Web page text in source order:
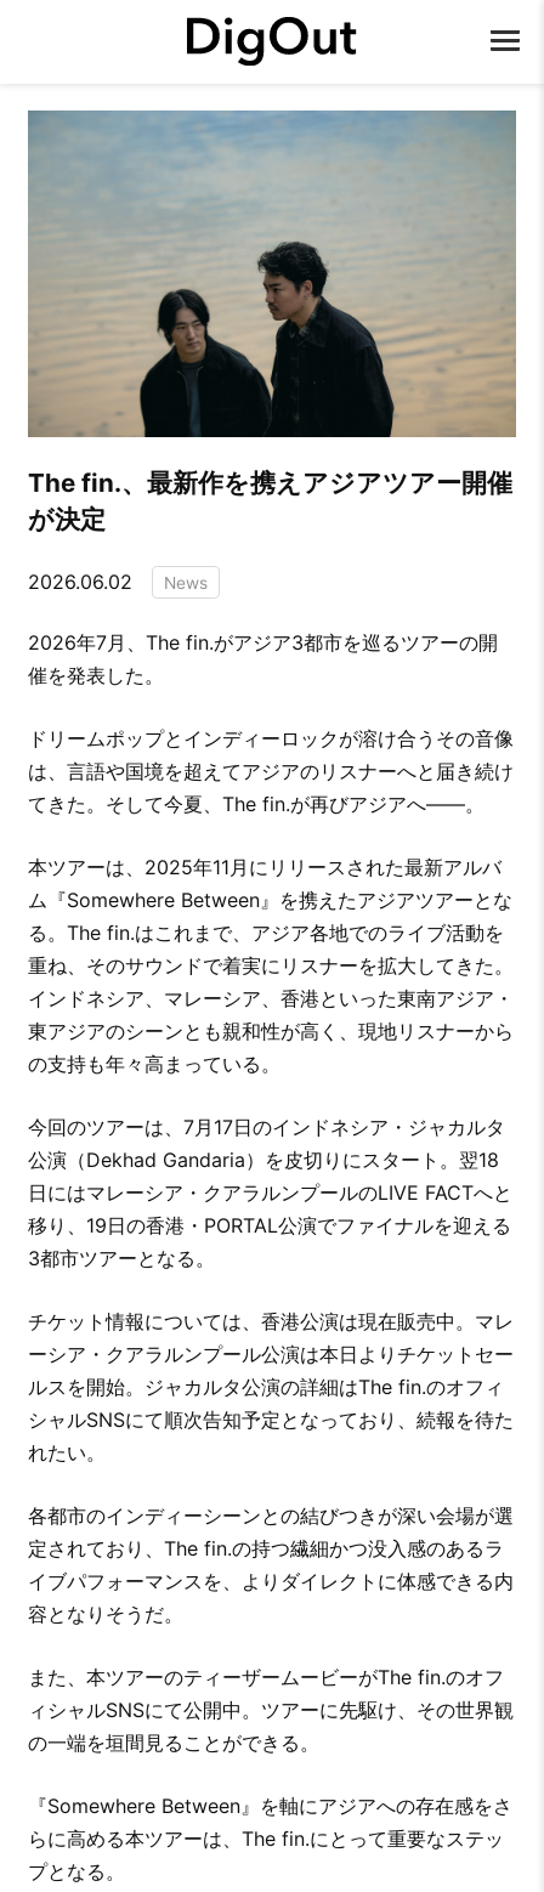
The fin.、最新作を携えアジアツアー開催
が決定
2026.06.02 News
2026年7月、The fin.がアジア3都市を巡るツアーの開
催を発表した。
ドリームポップとインディーロックが溶け合うその音像
は、言語や国境を超えてアジアのリスナーへと届き続け
てきた。そして今夏、The fin.が再びアジアへ——。
本ツアーは、2025年11月にリリースされた最新アルバ
ム『Somewhere Between』を携えたアジアツアーとな
る。The fin.はこれまで、アジア各地でのライブ活動を
重ね、そのサウンドで着実にリスナーを拡大してきた。
インドネシア、マレーシア、香港といった東南アジア・
東アジアのシーンとも親和性が高く、現地リスナーから
の支持も年々高まっている。
今回のツアーは、7月17日のインドネシア・ジャカルタ
公演（Dekhad Gandaria）を皮切りにスタート。翌18
日にはマレーシア・クアラルンプールのLIVE FACTへと
移り、19日の香港・PORTAL公演でファイナルを迎える
3都市ツアーとなる。
チケット情報については、香港公演は現在販売中。マレ
ーシア・クアラルンプール公演は本日よりチケットセー
ルスを開始。ジャカルタ公演の詳細はThe fin.のオフィ
シャルSNSにて順次告知予定となっており、続報を待た
れたい。
各都市のインディーシーンとの結びつきが深い会場が選
定されており、The fin.の持つ繊細かつ没入感のあるラ
イブパフォーマンスを、よりダイレクトに体感できる内
容となりそうだ。
また、本ツアーのティーザームービーがThe fin.のオフ
ィシャルSNSにて公開中。ツアーに先駆け、その世界観
の一端を垣間見ることができる。
『Somewhere Between』を軸にアジアへの存在感をさ
らに高める本ツアーは、The fin.にとって重要なステッ
プとなる。